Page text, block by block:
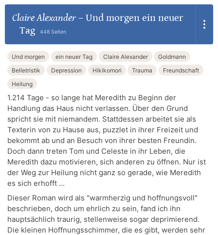
Claire Alexander– Und morgen ein neuer
Tag
448 Seiten
Und morgen ein neuer Tag Claire Alexander
Goldmann
Belletristik
Depression Hikikomori Trauma
Freundschaft
Heilung
1.214 Tage - so lange hat Meredith zu Beginn der
Handlung das Haus nicht verlassen. Über den Grund
spricht sie mit niemandem. Stattdessen arbeitet sie als
Texterin von zu Hause aus, puzzlet in ihrer Freizeit und
bekommt ab und an Besuch von ihrer besten Freundin.
Doch dann treten Tom und Celeste in ihr Leben, die
Meredith dazu motivieren, sich anderen zu öffnen. Nur ist
der Weg zur Heilung nicht ganz so gerade, wie Meredith
es sich erhofft ...
Dieser Roman wird als "warmherzig und hoffnungsvoll"
beschrieben, doch um ehrlich zu sein, fand ich ihn
hauptsächlich traurig, stellenweise sogar deprimierend.
Die kleinen Hoffnungsschimmer, die es gibt, werden sehr